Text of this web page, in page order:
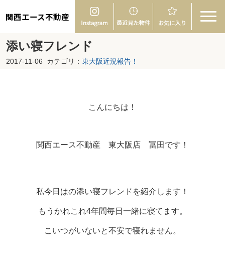
関西エース不動産
添い寝フレンド
2017-11-06 カテゴリ： 東大阪近況報告！
こんにちは！
関西エース不動産 東大阪店 冨田です！
私今日はの添い寝フレンドを紹介します！
もうかれこれ4年間毎日一緒に寝てます。
こいつがいないと不安で寝れません。